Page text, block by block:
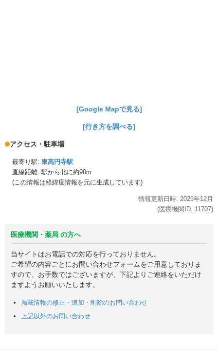
[Google Mapで見る]
[行き方を調べる]
アクセス・駐車場
最寄り駅: 東高円寺駅
直線距離: 駅から北に約90m
(この情報は経緯度情報を元に生成しています)
情報更新日時: 2025年12月
(医療機関ID: 11707)
医療機関・薬局 の方へ
当サイトはお電話での対応を行っておりません。
ご希望の内容ごとにお問い合わせフォームをご用意しておりま
すので、お手数ではございますが、下記よりご連絡をいただけ
ますようお願いいたします。
掲載情報の修正・追加・削除のお問い合わせ
上記以外のお問い合わせ